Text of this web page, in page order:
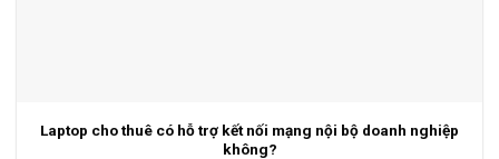
Laptop cho thuê có hỗ trợ kết nối mạng nội bộ doanh nghiệp
không?